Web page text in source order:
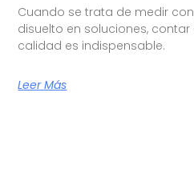
Cuando se trata de medir
disuelto en soluciones,
calidad es indispensable.
Leer Más